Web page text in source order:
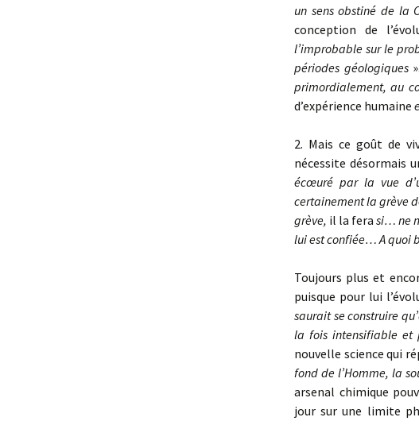
un sens obstiné de la
conception de
l’improbable sur le
périodes géologiques
primordialement, au
d’expérience humaine
2. Mais ce goût de
nécessite désormais
écœuré par la vue
certainement la grève
grève, il la fera si… ne
lui est confiée… A quoi
Toujours plus et
puisque pour lui
saurait se construire
la fois intensifiable et
nouvelle science qui
fond de l’Homme, la
arsenal chimique
jour sur une limite